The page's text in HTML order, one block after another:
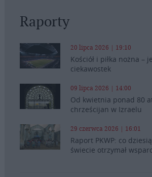
Raporty
20 lipca 2026 | 19:10
Kościół i piłka nożna –
ciekawostek
09 lipca 2026 | 14:00
Od kwietnia ponad 80
chrześcijan w Izraelu
29 czerwca 2026 | 16:01
Raport PKWP: co
świecie otrzymał